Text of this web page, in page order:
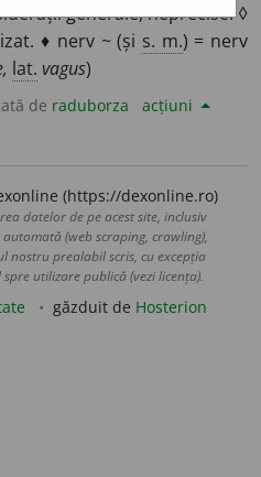
generale, neprecise. ◊
♦ nerv ~ (și s. m.) = nerv
lat. vagus)
de raduborza acțiuni
(https://dexonline.ro)
datelor de pe acest site, inclusiv
(web scraping, crawling),
nostru prealabil scris, cu excepția
utilizare publică (vezi licența).
găzduit de Hosterion